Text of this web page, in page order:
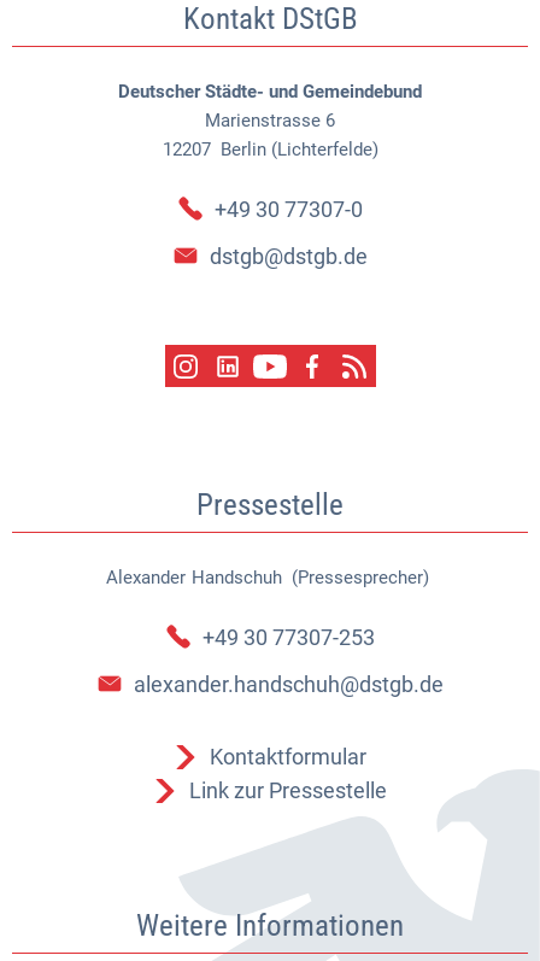
Kontakt DStGB
Deutscher Städte- und Gemeindebund
Marienstrasse 6
12207 Berlin (Lichterfelde)
+49 30 77307-0
dstgb@dstgb.de
Pressestelle
Alexander Handschuh (Pressesprecher)
Alexander Handschuh
+49 30 77307-253
alexander.handschuh@dstgb.de
Kontaktformular
Link zur Pressestelle
Weitere Informationen